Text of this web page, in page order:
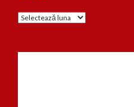
Arhiva